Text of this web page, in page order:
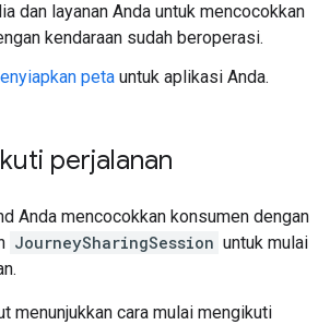
dan layanan Anda untuk mencocokkan
kendaraan sudah beroperasi.
peta untuk aplikasi Anda.
perjalanan
Anda mencocokkan konsumen dengan
JourneySharingSession untuk mulai
menunjukkan cara mulai mengikuti